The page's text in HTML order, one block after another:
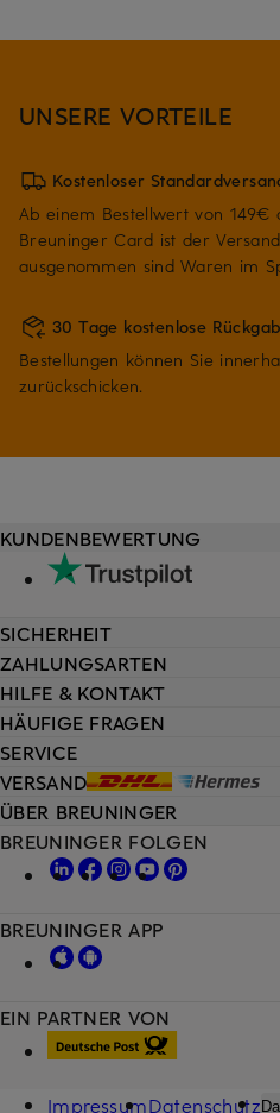
UNSERE VORTEILE
Kostenloser
Ab einem Bestellwert von
Breuninger Card ist der
ausgenommen sind Waren im
30 Tage kostenlose
Bestellungen können Sie
zurückschicken.
HILFE & KONTAKT
HÄUFIGE FRAGEN
SERVICE
VERSAND
KUNDENBEWERTUNG
SICHERHEIT
ZAHLUNGSARTEN
ÜBER BREUNINGER
EIN PARTNER VON
BREUNINGER FOLGEN
BREUNINGER APP
ImpressumDatenschutz